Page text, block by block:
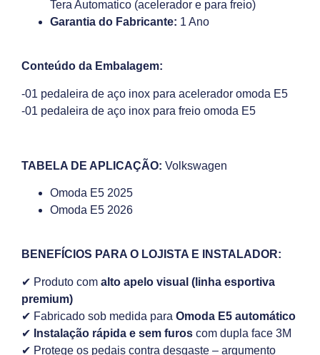
Tera Automatico (acelerador e para freio)
Garantia do Fabricante: 1 Ano
Conteúdo da Embalagem:
-01 pedaleira de aço inox para acelerador omoda E5
-01 pedaleira de aço inox para freio omoda E5
TABELA DE APLICAÇÃO: Volkswagen
Omoda E5 2025
Omoda E5 2026
BENEFÍCIOS PARA O LOJISTA E INSTALADOR:
✔ Produto com alto apelo visual (linha esportiva
premium)
✔ Fabricado sob medida para Omoda E5 automático
✔ Instalação rápida e sem furos com dupla face 3M
✔ Protege os pedais contra desgaste – argumento